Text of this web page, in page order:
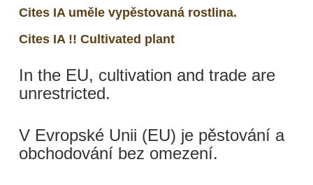
Cites IA uměle vypěstovaná rostlina.
Cites IA !! Cultivated plant
In the EU, cultivation and trade are
unrestricted.
V Evropské Unii (EU) je pěstování a
obchodování bez omezení.